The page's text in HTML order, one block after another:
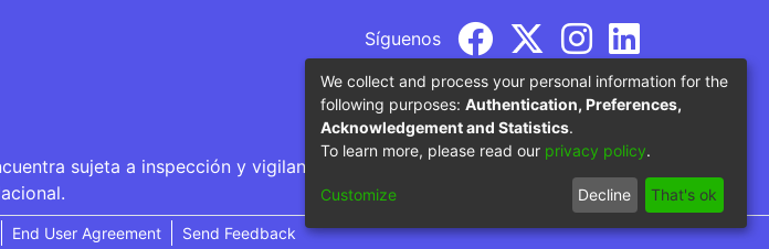
Síguenos
sujeta a inspección y vigilancia por parte del Ministerio de Educación
End User Agreement Send Feedback
We collect and process your personal information for the
following purposes: Authentication, Preferences,
Acknowledgement and Statistics.
To learn more, please read our privacy policy.
Customize Decline That's ok